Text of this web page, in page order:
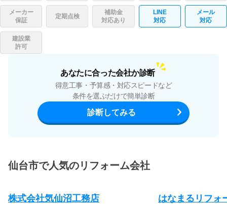
メーカー
保証
定期点検
補助金
対応あり
LINE
対応
メール
対応
建設業
許可
あなたに合った会社か診断
得意工事・予算感・対応スピードなど
条件を選ぶだけで簡単診断
診断してみる
仙台市で人気のリフォーム会社
株式会社気仙沼工務店
はなまるリフォ